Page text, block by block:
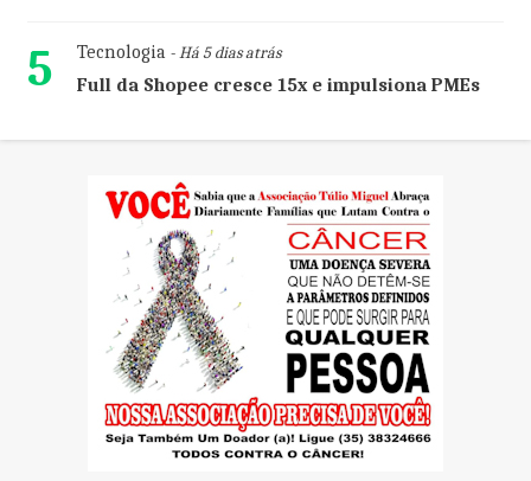
5 Tecnologia- Há 5 dias atrás
Full da Shopee cresce 15x e impulsiona PMEs